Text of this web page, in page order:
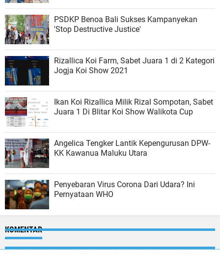
PSDKP Benoa Bali Sukses Kampanyekan
'Stop Destructive Justice'
Rizallica Koi Farm, Sabet Juara 1 di 2 Kategori
Jogja Koi Show 2021
Ikan Koi Rizallica Milik Rizal Sompotan, Sabet
Juara 1 Di Blitar Koi Show Walikota Cup
Angelica Tengker Lantik Kepengurusan DPW-
KK Kawanua Maluku Utara
Penyebaran Virus Corona Dari Udara? Ini
Pernyataan WHO
KOMENTAR